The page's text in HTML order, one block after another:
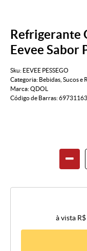
Refrigerante
Eevee Sabor
Sku: EEVEE PESSEGO
Categoria: Bebidas Sucos e
Marca:QDOL
Código de Barras:
à vista